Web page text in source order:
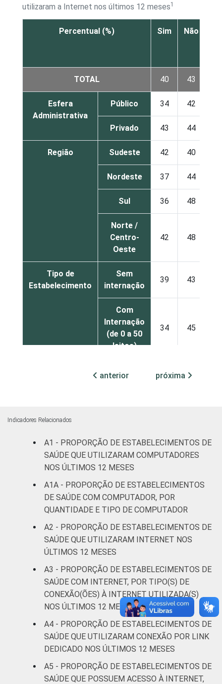
utilizaram a Internet nos últimos 12 meses1
Percentual (%) Sim Não
TOTAL 40 43
Esfera
Administrativa
Público 34 42
Privado 43 44
Região Sudeste 42 40
Nordeste 37 44
Sul 36 48
Norte /
Centro-
Oeste
42 48
Tipo de
Estabelecimento
Sem
internação
39 43
Com
Internação
(de 0 a 50
leitos)
34 45
Com
Apoio à
Diagnose
e Terapia
37 49
Localização Capital 46 38
Interior 37 45
Essa tabela foi corrigida em maio de 2015.
Para mais informações, acesse
https://cetic.br/noticia/cetic-br-informa-
correcao-dos-resultados-da-pesquisa-tic-
saude-2013/
1
Base: 1513 estabelecimentos de saúde que
declararam ter utilizado Internet nos últimos
12 meses em relação ao momento da
entrevista. Estimativa: 68.365
estabelecimentos. Dados coletados entre
fevereiro de 2013 e junho de 2013.
Fonte: NIC.br - fev 2013 / jun 2013
anterior próxima
Indicadores Relacionados
A1 - PROPORÇÃO DE ESTABELECIMENTOS DE
SAÚDE QUE UTILIZARAM COMPUTADORES
NOS ÚLTIMOS 12 MESES
A1A - PROPORÇÃO DE ESTABELECIMENTOS
DE SAÚDE COM COMPUTADOR, POR
QUANTIDADE E TIPO DE COMPUTADOR
A2 - PROPORÇÃO DE ESTABELECIMENTOS DE
SAÚDE QUE UTILIZARAM INTERNET NOS
ÚLTIMOS 12 MESES
A3 - PROPORÇÃO DE ESTABELECIMENTOS DE
SAÚDE COM INTERNET, POR TIPO(S) DE
CONEXÃO(ÕES) À INTERNET UTILIZADA(S)
NOS ÚLTIMOS 12 MESES
A4 - PROPORÇÃO DE ESTABELECIMENTOS DE
SAÚDE QUE UTILIZARAM CONEXÃO POR LINK
DEDICADO NOS ÚLTIMOS 12 MESES
A5 - PROPORÇÃO DE ESTABELECIMENTOS DE
SAÚDE QUE POSSUEM ACESSO À INTERNET,